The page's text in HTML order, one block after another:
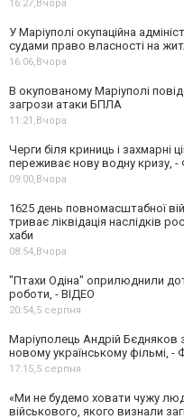
16:27,Вчора
У Маріуполі окупаційна
судами право власності на
16:06,Вчора
В окупованому Маріуполі
загрози атаки БПЛА
11:21,Вчора
Черги біля криниць і захмарні
переживає нову водну кризу,
09:00,Вчора
1625 день повномасштабної
триває ліквідація наслідків
хаби
08:54,Вчора
"Птахи Одіна" оприлюднили
роботи, - ВІДЕО
20:54,5 серпня
Маріуполець Андрій Бєдняков
новому українському фільмі, -
17:15,5 серпня
«Ми не будемо ховати чужу
військового, якого визнали